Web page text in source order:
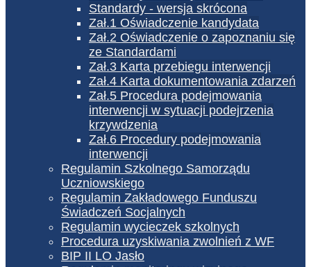
Standardy - wersja skrócona
Zał.1 Oświadczenie kandydata
Zał.2 Oświadczenie o zapoznaniu się
ze Standardami
Zał.3 Karta przebiegu interwencji
Zał.4 Karta dokumentowania zdarzeń
Zał.5 Procedura podejmowania
interwencji w sytuacji podejrzenia
krzywdzenia
Zał.6 Procedury podejmowania
interwencji
Regulamin Szkolnego Samorządu
Uczniowskiego
Regulamin Zakładowego Funduszu
Świadczeń Socjalnych
Regulamin wycieczek szkolnych
Procedura uzyskiwania zwolnień z WF
BIP II LO Jasło